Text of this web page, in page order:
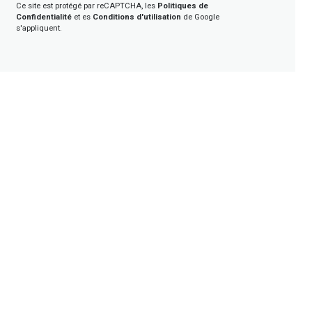
Ce site est protégé par reCAPTCHA, les Politiques de
Confidentialitéet es Conditions d'utilisation de Google
s'appliquent.